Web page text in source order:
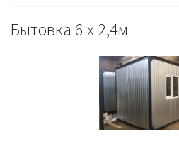
Бытовка 6 х 2,4м